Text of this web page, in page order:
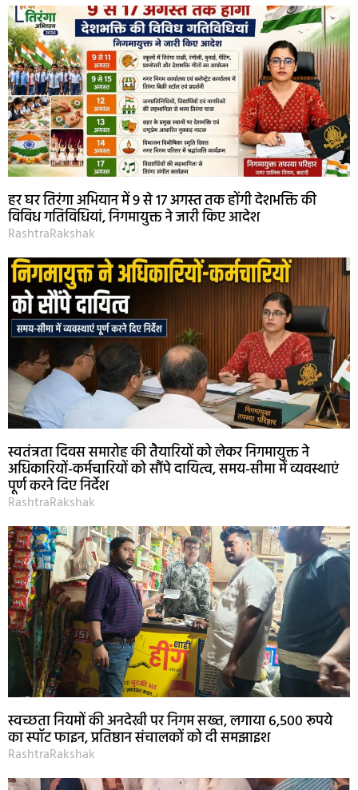
हर घर तिरंगा अभियान में 9 से 17 अगस्त तक होंगी देशभक्ति की
विविध गतिविधियां, निगमायुक्त ने जारी किए आदेश
RashtraRakshak
स्वतंत्रता दिवस समारोह की तैयारियों को लेकर निगमायुक्त ने
अधिकारियों-कर्मचारियों को सौंपे दायित्व, समय-सीमा में व्यवस्थाएं
पूर्ण करने दिए निर्देश
RashtraRakshak
स्वच्छता नियमों की अनदेखी पर निगम सख्त, लगाया 6,500 रूपये
का स्पॉट फाइन, प्रतिष्ठान संचालकों को दी समझाइश
RashtraRakshak